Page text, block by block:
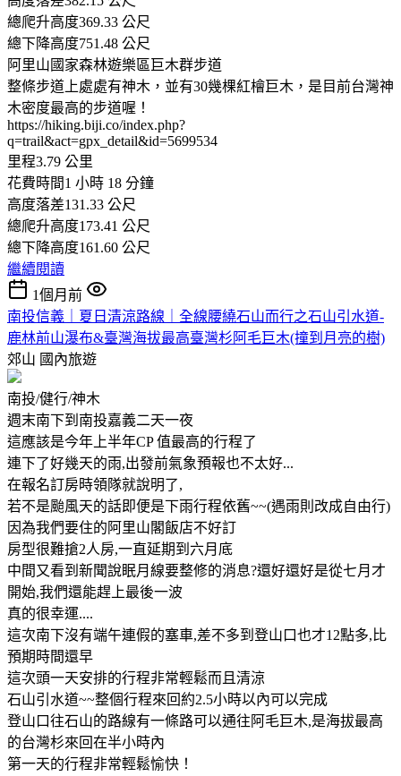
總爬升高度369.33 公尺
總下降高度751.48 公尺
阿里山國家森林遊樂區巨木群步道
整條步道上處處有神木，並有30幾棵紅檜巨木，是目前台灣神
木密度最高的步道喔！
https://hiking.biji.co/index.php?
q=trail&act=gpx_detail&id=5699534
里程3.79 公里
花費時間1 小時 18 分鐘
高度落差131.33 公尺
總爬升高度173.41 公尺
總下降高度161.60 公尺
繼續閱讀
1個月前
南投信義｜夏日清涼路線｜全線腰繞石山而行之石山引水道-
鹿林前山瀑布&臺灣海拔最高臺灣杉阿毛巨木(撞到月亮的樹)
郊山 國內旅遊
南投/健行/神木
週末南下到南投嘉義二天一夜
這應該是今年上半年CP 值最高的行程了
連下了好幾天的雨,出發前氣象預報也不太好...
在報名訂房時領隊就說明了,
若不是颱風天的話即便是下雨行程依舊~~(遇雨則改成自由行)
因為我們要住的阿里山閣飯店不好訂
房型很難搶2人房,一直延期到六月底
中間又看到新聞說眠月線要整修的消息?還好還好是從七月才
開始,我們還能趕上最後一波
真的很幸運....
這次南下沒有端午連假的塞車,差不多到登山口也才12點多,比
預期時間還早
這次頭一天安排的行程非常輕鬆而且清涼
石山引水道~~整個行程來回約2.5小時以內可以完成
登山口往石山的路線有一條路可以通往阿毛巨木,是海拔最高
的台灣杉來回在半小時內
第一天的行程非常輕鬆愉快！